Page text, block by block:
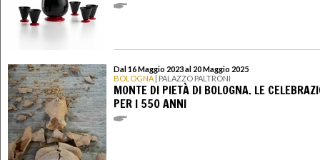
Dal 16 Maggio 2023 al 20 Maggio 2025
BOLOGNA | PALAZZO PALTRONI
MONTE DI PIETÀ DI BOLOGNA. LE
PER I 550 ANNI